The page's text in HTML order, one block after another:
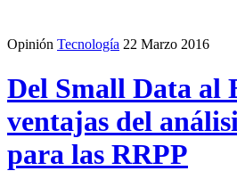
Opinión Tecnología 22 Marzo 2016
Del Small Data al
ventajas del
para las RRPP